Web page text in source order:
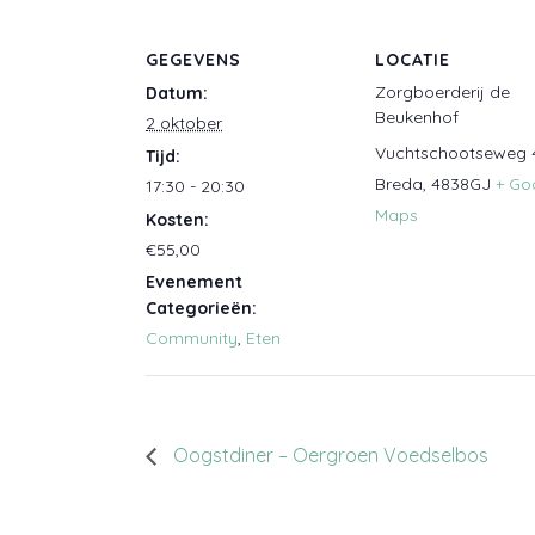
GEGEVENS
Datum:
2 oktober
Tijd:
17:30 - 20:30
Kosten:
€55,00
Evenement
Categorieën:
Community, Eten
LOCATIE
Zorgboerderij de
Beukenhof
Vuchtschootseweg
Breda, 4838GJ +
Maps
Oogstdiner – Oergroen Voedselbos